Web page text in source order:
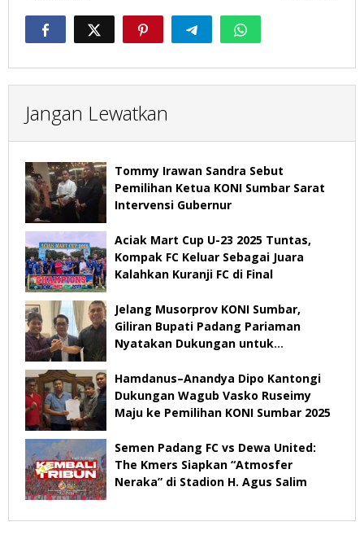
Jangan Lewatkan
Tommy Irawan Sandra Sebut
Pemilihan Ketua KONI Sumbar Sarat
Intervensi Gubernur
Aciak Mart Cup U-23 2025 Tuntas,
Kompak FC Keluar Sebagai Juara
Kalahkan Kuranji FC di Final
Jelang Musorprov KONI Sumbar,
Giliran Bupati Padang Pariaman
Nyatakan Dukungan untuk
Hamdanus–Anandya Dipo Kantongi
Dukungan Wagub Vasko Ruseimy
Maju ke Pemilihan KONI Sumbar 2025
Semen Padang FC vs Dewa United:
The Kmers Siapkan “Atmosfer
Neraka” di Stadion H. Agus Salim